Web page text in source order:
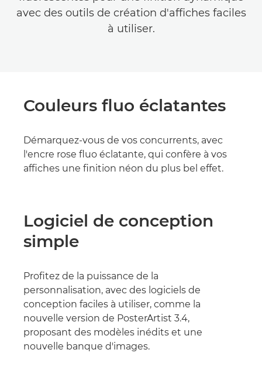
avec des outils de création d'affiches faciles
à utiliser.
Couleurs fluo éclatantes
Démarquez-vous de vos concurrents, avec
l'encre rose fluo éclatante, qui confère à vos
affiches une finition néon du plus bel effet.
Logiciel de conception
simple
Profitez de la puissance de la
personnalisation, avec des logiciels de
conception faciles à utiliser, comme la
nouvelle version de PosterArtist 3.4,
proposant des modèles inédits et une
nouvelle banque d'images.